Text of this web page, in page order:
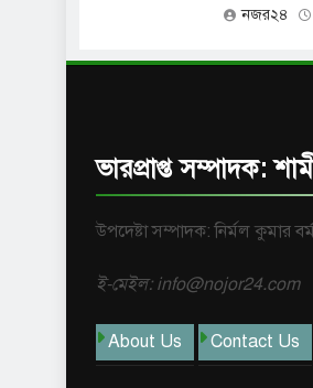
নজর২৪
ভারপ্রাপ্ত সম্পাদক:
উপদেষ্টা সম্পাদক: নির্মল কুমার
ই-মেইল: info@nojor24.com
About Us Contact Us